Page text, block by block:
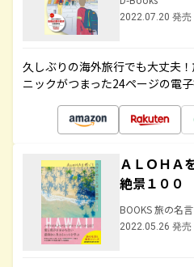
2022.07.20 発売
久しぶりの海外旅行でも大丈夫
ニックがつまった24ページの電
ＡＬＯＨＡ
絶景１００
BOOKS 旅の名
2022.05.26 発売